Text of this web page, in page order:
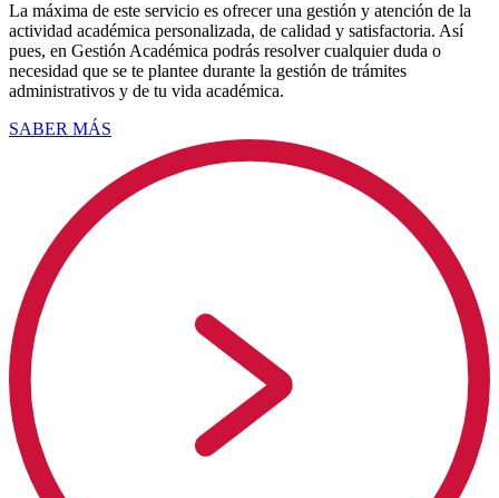
La máxima de este servicio es ofrecer una gestión y atención de la
actividad académica personalizada, de calidad y satisfactoria. Así
pues, en Gestión Académica podrás resolver cualquier duda o
necesidad que se te plantee durante la gestión de trámites
administrativos y de tu vida académica.
SABER MÁS